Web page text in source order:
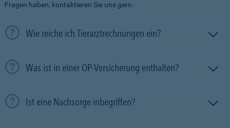
Fragen haben, kontaktieren Sie uns gern.
Wie reiche ich Tierarztrechnungen ein?
Was ist in einer OP-Versicherung enthalten?
Ist eine Nachsorge inbegriffen?